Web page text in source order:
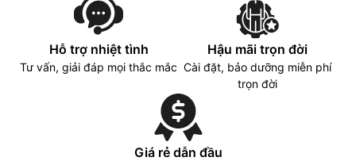
Hỗ trợ nhiệt tình
Tư vấn, giải đáp mọi thắc mắc
Hậu mãi trọn đời
Cài đặt, bảo dưỡng miễn phí
trọn đời
Giá rẻ dẫn đầu